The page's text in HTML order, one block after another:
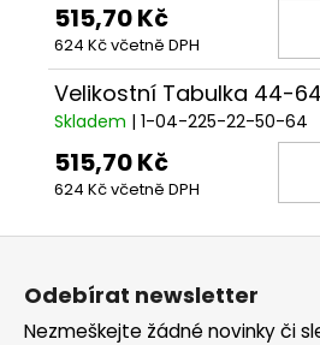
515,70 Kč
624 Kč včetně DPH
Velikostní Tabulka 44-
Skladem | 1-04-225-22-50-64
515,70 Kč
624 Kč včetně DPH
Z
Odebírat newsletter
Nezmeškejte žádné novinky či